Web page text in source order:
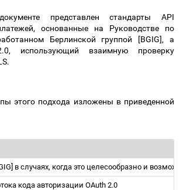
представлен стандарты API
основанные на Руководстве по
Берлинской группой [BGIG], а
использующий взаимную проверку
этого подхода изложены в приведенной
в случаях, когда это целесообразно и
кода авторизации OAuth 2.0